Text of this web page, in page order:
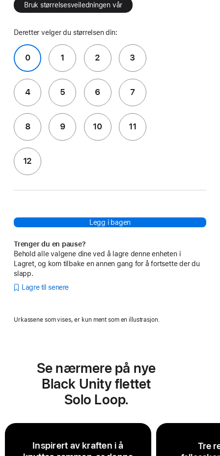
Bruk størrelsesveiledningen vår
Deretter velger du størrelsen din:
0 1 2 3
4 5 6 7
8 9 10 11
12
Legg i bagen
Trenger du en pause?
Behold alle valgene dine ved å lagre denne enheten i
Lagret, og kom tilbake en annen gang for å fortsette der du
slapp.
Lagre til senere
Urkassene som vises, er kun ment som en illustrasjon.
Se nærmere på nye
Black Unity flettet
Solo Loop.
Inspirert av kraften i å
Tre